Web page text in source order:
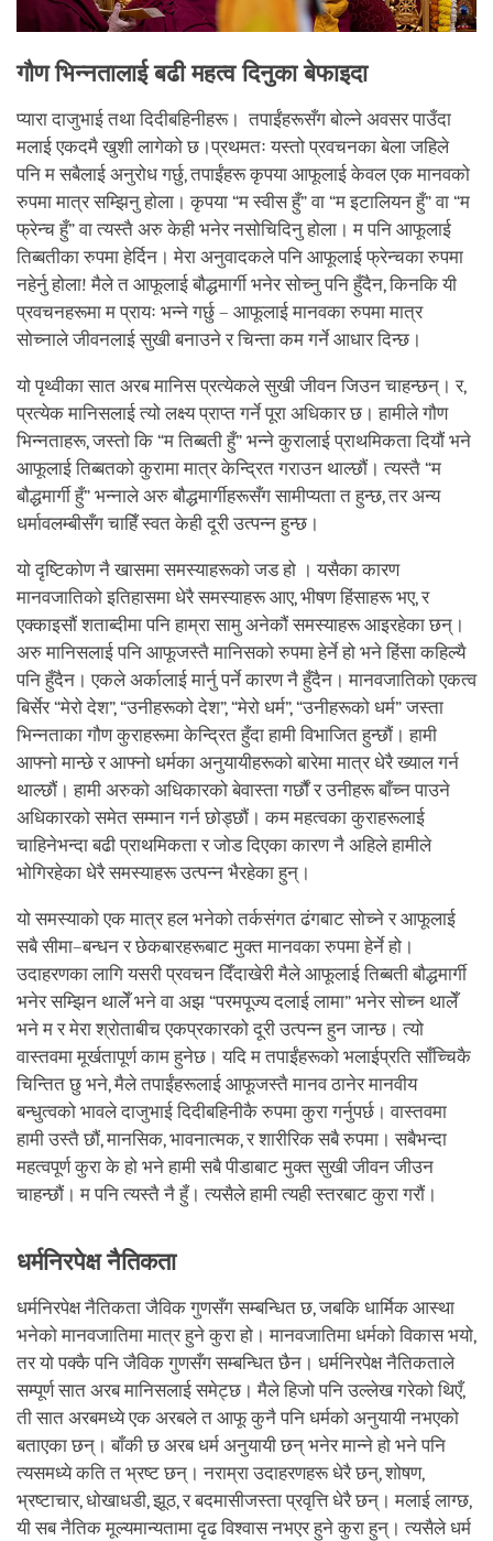
गौण भिन्नतालाई बढी महत्व दिनुका बेफाइदा
प्यारा दाजुभाई तथा दिदीबहिनीहरू। तपाईंहरूसँग बोल्ने अवसर पाउँदा
मलाई एकदमै खुशी लागेको छ।प्रथमतः यस्तो प्रवचनका बेला जहिले
पनि म सबैलाई अनुरोध गर्छु, तपाईंहरू कृपया आफूलाई केवल एक मानवको
रुपमा मात्र सम्झिनु होला। कृपया “म स्वीस हुँ” वा “म इटालियन हुँ” वा “म
फ्रेन्च हुँ” वा त्यस्तै अरु केही भनेर नसोचिदिनु होला। म पनि आफूलाई
तिब्बतीका रुपमा हेर्दिन। मेरा अनुवादकले पनि आफूलाई फ्रेन्चका रुपमा
नहेर्नु होला! मैले त आफूलाई बौद्धमार्गी भनेर सोच्नु पनि हुँदैन, किनकि यी
प्रवचनहरूमा म प्रायः भन्ने गर्छु – आफूलाई मानवका रुपमा मात्र
सोच्नाले जीवनलाई सुखी बनाउने र चिन्ता कम गर्ने आधार दिन्छ।
यो पृथ्वीका सात अरब मानिस प्रत्येकले सुखी जीवन जिउन चाहन्छन्। र,
प्रत्येक मानिसलाई त्यो लक्ष्य प्राप्त गर्ने पूरा अधिकार छ। हामीले गौण
भिन्नताहरू, जस्तो कि “म तिब्बती हुँ” भन्ने कुरालाई प्राथमिकता दियौं भने
आफूलाई तिब्बतको कुरामा मात्र केन्द्रित गराउन थाल्छौं। त्यस्तै “म
बौद्धमार्गी हुँ” भन्नाले अरु बौद्धमार्गीहरूसँग सामीप्यता त हुन्छ, तर अन्य
धर्मावलम्बीसँग चाहिँ स्वत केही दूरी उत्पन्न हुन्छ।
यो दृष्टिकोण नै खासमा समस्याहरूको जड हो । यसैका कारण
मानवजातिको इतिहासमा धेरै समस्याहरू आए, भीषण हिंसाहरू भए, र
एक्काइसौं शताब्दीमा पनि हाम्रा सामु अनेकौं समस्याहरू आइरहेका छन्।
अरु मानिसलाई पनि आफूजस्तै मानिसको रुपमा हेर्ने हो भने हिंसा कहिल्यै
पनि हुँदैन। एकले अर्कालाई मार्नु पर्ने कारण नै हुँदैन। मानवजातिको एकत्व
बिर्सेर “मेरो देश”, “उनीहरूको देश”, “मेरो धर्म”, “उनीहरूको धर्म” जस्ता
भिन्नताका गौण कुराहरूमा केन्द्रित हुँदा हामी विभाजित हुन्छौं। हामी
आफ्नो मान्छे र आफ्नो धर्मका अनुयायीहरूको बारेमा मात्र धेरै ख्याल गर्न
थाल्छौं। हामी अरुको अधिकारको बेवास्ता गर्छौं र उनीहरू बाँच्न पाउने
अधिकारको समेत सम्मान गर्न छोड्छौं। कम महत्वका कुराहरूलाई
चाहिनेभन्दा बढी प्राथमिकता र जोड दिएका कारण नै अहिले हामीले
भोगिरहेका धेरै समस्याहरू उत्पन्न भैरहेका हुन्।
यो समस्याको एक मात्र हल भनेको तर्कसंगत ढंगबाट सोच्ने र आफूलाई
सबै सीमा–बन्धन र छेकबारहरूबाट मुक्त मानवका रुपमा हेर्ने हो।
उदाहरणका लागि यसरी प्रवचन दिँदाखेरी मैले आफूलाई तिब्बती बौद्धमार्गी
भनेर सम्झिन थालेँ भने वा अझ “परमपूज्य दलाई लामा” भनेर सोच्न थालेँ
भने म र मेरा श्रोताबीच एकप्रकारको दूरी उत्पन्न हुन जान्छ। त्यो
वास्तवमा मूर्खतापूर्ण काम हुनेछ। यदि म तपाईंहरूको भलाईप्रति साँच्चिकै
चिन्तित छु भने, मैले तपाईंहरूलाई आफूजस्तै मानव ठानेर मानवीय
बन्धुत्वको भावले दाजुभाई दिदीबहिनीकै रुपमा कुरा गर्नुपर्छ। वास्तवमा
हामी उस्तै छौं, मानसिक, भावनात्मक, र शारीरिक सबै रुपमा। सबैभन्दा
महत्वपूर्ण कुरा के हो भने हामी सबै पीडाबाट मुक्त सुखी जीवन जीउन
चाहन्छौं। म पनि त्यस्तै नै हुँ। त्यसैले हामी त्यही स्तरबाट कुरा गरौं।
धर्मनिरपेक्ष नैतिकता
धर्मनिरपेक्ष नैतिकता जैविक गुणसँग सम्बन्धित छ, जबकि धार्मिक आस्था
भनेको मानवजातिमा मात्र हुने कुरा हो। मानवजातिमा धर्मको विकास भयो,
तर यो पक्कै पनि जैविक गुणसँग सम्बन्धित छैन। धर्मनिरपेक्ष नैतिकताले
सम्पूर्ण सात अरब मानिसलाई समेट्छ। मैले हिजो पनि उल्लेख गरेको थिएँ,
ती सात अरबमध्ये एक अरबले त आफू कुनै पनि धर्मको अनुयायी नभएको
बताएका छन्। बाँकी छ अरब धर्म अनुयायी छन् भनेर मान्ने हो भने पनि
त्यसमध्ये कति त भ्रष्ट छन्। नराम्रा उदाहरणहरू धेरै छन्, शोषण,
भ्रष्टाचार, धोखाधडी, झूठ, र बदमासीजस्ता प्रवृत्ति धेरै छन्। मलाई लाग्छ,
यी सब नैतिक मूल्यमान्यतामा दृढ विश्वास नभएर हुने कुरा हुन्। त्यसैले धर्म